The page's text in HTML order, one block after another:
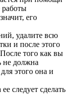
работы
его
удалите всю
и после этого
того как вы
не должна
этого она и
следует сделать